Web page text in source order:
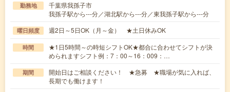
勤務地
千葉県我孫子市
我孫子駅から---分／湖北駅から---分／東我孫子駅から---分
曜日頻度 週2日～5日OK（月～金） ★土日休みOK
時間
★1日5時間～の時短シフトOK★都合に合わせてシフトが決
められますシフト例：7：00～16：009：…
期間
開始日はご相談ください！ ★急募 ★職場が気に入れば、
長期でも働けます！